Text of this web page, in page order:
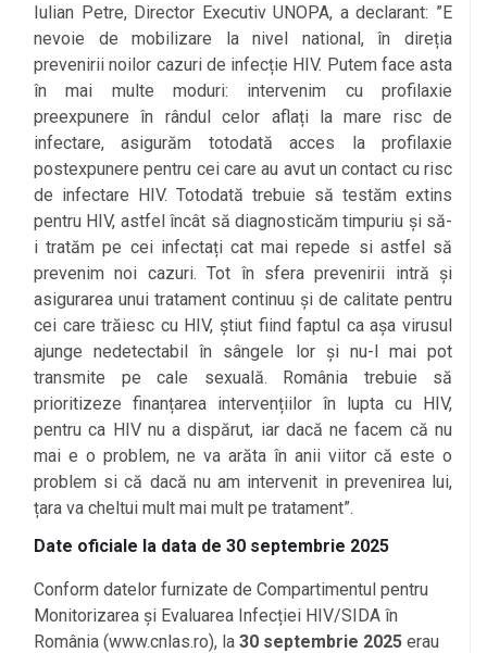
Iulian Petre, Director Executiv UNOPA, a declarant: ”E
nevoie de mobilizare la nivel national, în direția
prevenirii noilor cazuri de infecție HIV. Putem face asta
în mai multe moduri: intervenim cu profilaxie
preexpunere în rândul celor aflați la mare risc de
infectare, asigurăm totodată acces la profilaxie
postexpunere pentru cei care au avut un contact cu risc
de infectare HIV. Totodată trebuie să testăm extins
pentru HIV, astfel încât să diagnosticăm timpuriu și să-
i tratăm pe cei infectați cat mai repede si astfel să
prevenim noi cazuri. Tot în sfera prevenirii intră și
asigurarea unui tratament continuu și de calitate pentru
cei care trăiesc cu HIV, știut fiind faptul ca așa virusul
ajunge nedetectabil în sângele lor și nu-l mai pot
transmite pe cale sexuală. România trebuie să
prioritizeze finanțarea intervențiilor în lupta cu HIV,
pentru ca HIV nu a dispărut, iar dacă ne facem că nu
mai e o problem, ne va arăta în anii viitor că este o
problem si că dacă nu am intervenit in prevenirea lui,
țara va cheltui mult mai mult pe tratament”.
Date oficiale la data de 30 septembrie 2025
Conform datelor furnizate de Compartimentul pentru
Monitorizarea și Evaluarea Infecției HIV/SIDA în
România (www.cnlas.ro), la 30 septembrie 2025 erau